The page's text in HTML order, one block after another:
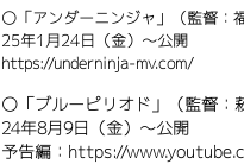
〇「アンダーニンジャ」（監督：
25年1月24日（金）～公開
https://underninja-mv.com/
〇「ブルーピリオド」（監督：
24年8月9日（金）～公開
予告編： https://